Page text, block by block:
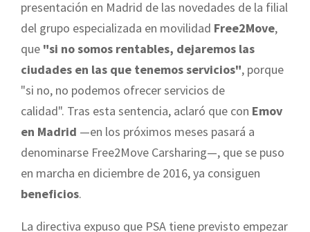
presentación en Madrid de las novedades de la filial
del grupo especializada en movilidad Free2Move,
que "si no somos rentables, dejaremos las
ciudades en las que tenemos servicios", porque
"si no, no podemos ofrecer servicios de
calidad". Tras esta sentencia, aclaró que con Emov
en Madrid —en los próximos meses pasará a
denominarse Free2Move Carsharing—, que se puso
en marcha en diciembre de 2016, ya consiguen
beneficios.
La directiva expuso que PSA tiene previsto empezar